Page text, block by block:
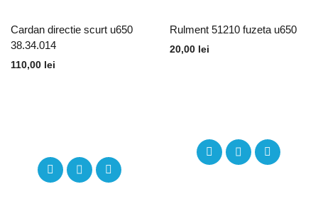
Cardan directie scurt u650
38.34.014
110,00 lei
Rulment 51210 fuzeta u650
20,00 lei